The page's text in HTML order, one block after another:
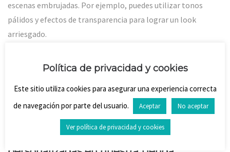
escenas embrujadas. Por ejemplo, puedes utilizar tonos
pálidos y efectos de transparencia para lograr un look
arriesgado.
Si prefieres un enfoque más sutil, considera diseños que
incluyanelementos clásicos de Halloween, como calabazas,
murciélagos y arañas, pero con un toque contemporáneo y
Consigue tus camisetas para Halloween
Política de privacidad y cookies
Este sitio utiliza cookies para asegurar una experiencia correcta
de navegación por parte del usuario.
Aceptar No aceptar
Ver política de privacidad y cookies